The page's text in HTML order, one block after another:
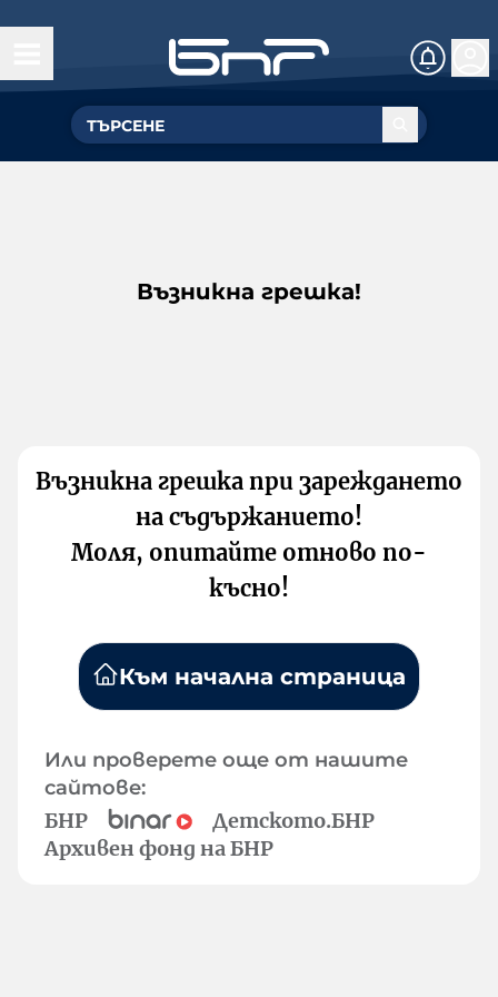
Възникна грешка!
Възникна грешка при зареждането
на съдържанието!
Моля, опитайте отново по-
късно!
Към начална страница
Или проверете още от нашите
сайтове:
БНР
Детското.БНР
Архивен фонд на БНР